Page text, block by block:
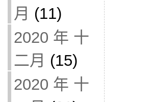
月 (11)
2020 年 十
二月 (15)
2020 年 十